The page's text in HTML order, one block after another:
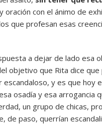
oración con el ánimo de
que profesan esas
a dejar de lado esa
objetivo que Rita dice
escandaloso, y es que hoy
osadía y esa arrogancia
un grupo de chicas,
de paso, querrían